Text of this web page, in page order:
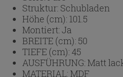
Struktur: Schubladen
Höhe (cm): 101.5
Montiert:Ja
BREITE (cm): 50
TIEFE (cm):45
AUSFÜHRUNG:Matt
MATERIAL:MDF